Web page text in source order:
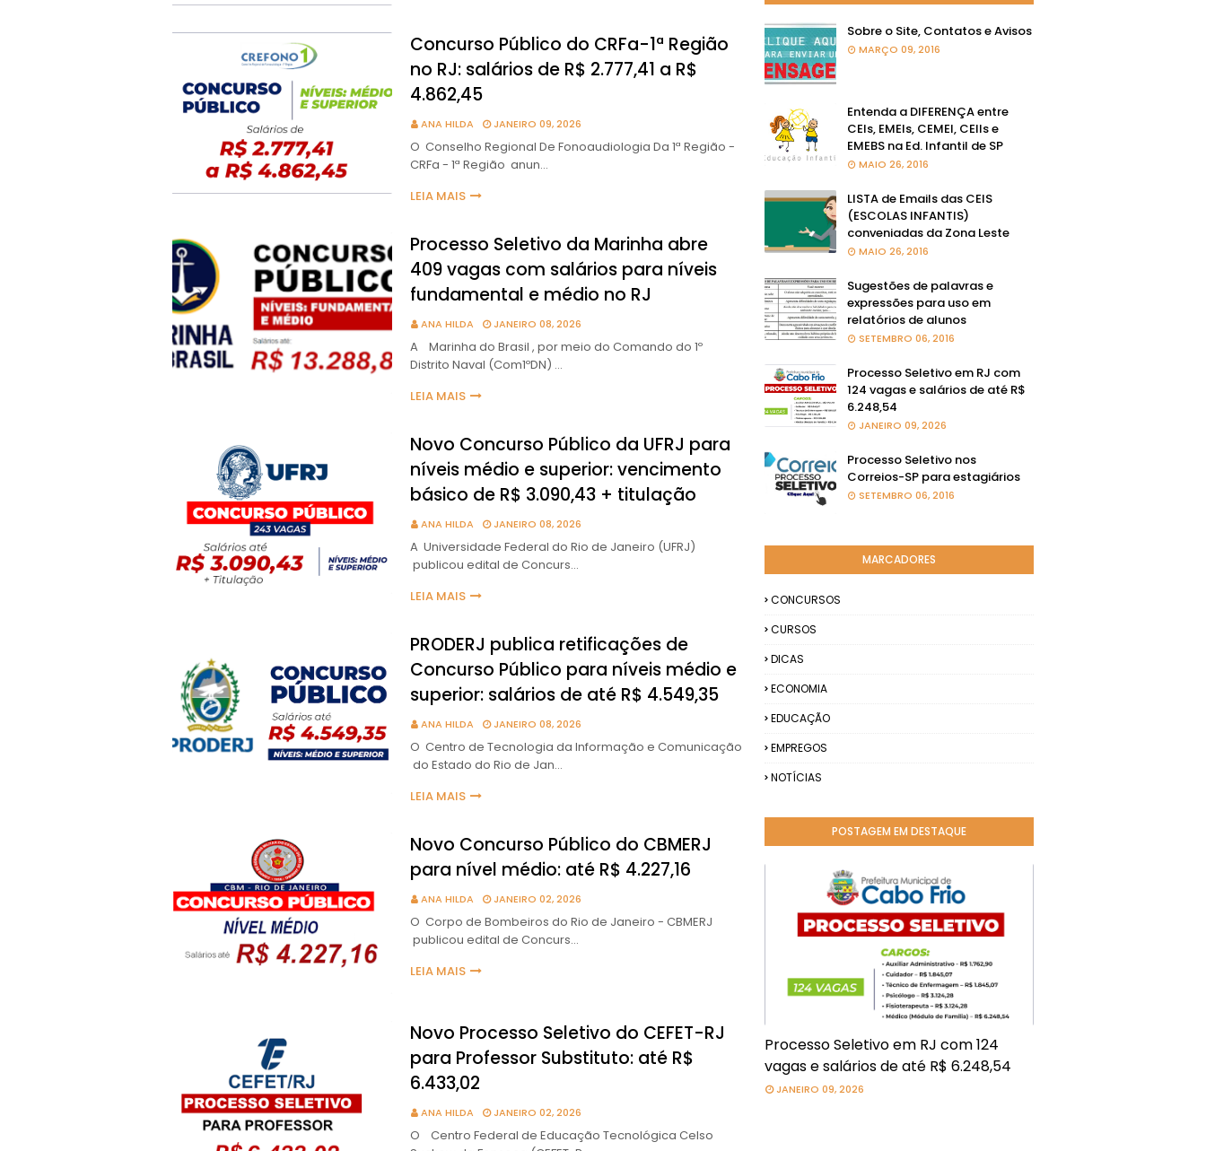
Concurso Público do CRFa-1ª Região
no RJ: salários de R$ 2.777,41 a R$
4.862,45
ANA HILDA JANEIRO 09, 2026
O Conselho Regional De Fonoaudiologia Da 1ª Região -
CRFa - 1ª Região anun…
LEIA MAIS
Processo Seletivo da Marinha abre
409 vagas com salários para níveis
fundamental e médio no RJ
ANA HILDA JANEIRO 08, 2026
A Marinha do Brasil , por meio do Comando do 1º
Distrito Naval (Com1ºDN) …
LEIA MAIS
Novo Concurso Público da UFRJ para
níveis médio e superior: vencimento
básico de R$ 3.090,43 + titulação
ANA HILDA JANEIRO 08, 2026
A Universidade Federal do Rio de Janeiro (UFRJ)
publicou edital de Concurs…
LEIA MAIS
PRODERJ publica retificações de
Concurso Público para níveis médio e
superior: salários de até R$ 4.549,35
ANA HILDA JANEIRO 08, 2026
O Centro de Tecnologia da Informação e Comunicação
do Estado do Rio de Jan…
LEIA MAIS
Novo Concurso Público do CBMERJ
para nível médio: até R$ 4.227,16
ANA HILDA JANEIRO 02, 2026
O Corpo de Bombeiros do Rio de Janeiro - CBMERJ
publicou edital de Concurs…
LEIA MAIS
Novo Processo Seletivo do CEFET-RJ
para Professor Substituto: até R$
6.433,02
ANA HILDA JANEIRO 02, 2026
O Centro Federal de Educação Tecnológica Celso
Sobre o Site, Contatos e Avisos
MARÇO 09, 2016
Entenda a DIFERENÇA entre
CEIs, EMEIs, CEMEI, CEIIs e
EMEBS na Ed. Infantil de SP
MAIO 26, 2016
LISTA de Emails das CEIS
(ESCOLAS INFANTIS)
conveniadas da Zona Leste
MAIO 26, 2016
Sugestões de palavras e
expressões para uso em
relatórios de alunos
SETEMBRO 06, 2016
Processo Seletivo em RJ com
124 vagas e salários de até R$
6.248,54
JANEIRO 09, 2026
Processo Seletivo nos
Correios-SP para estagiários
SETEMBRO 06, 2016
MARCADORES
CONCURSOS
CURSOS
DICAS
ECONOMIA
EDUCAÇÃO
EMPREGOS
NOTÍCIAS
POSTAGEM EM DESTAQUE
Processo Seletivo em RJ com 124
vagas e salários de até R$ 6.248,54
JANEIRO 09, 2026